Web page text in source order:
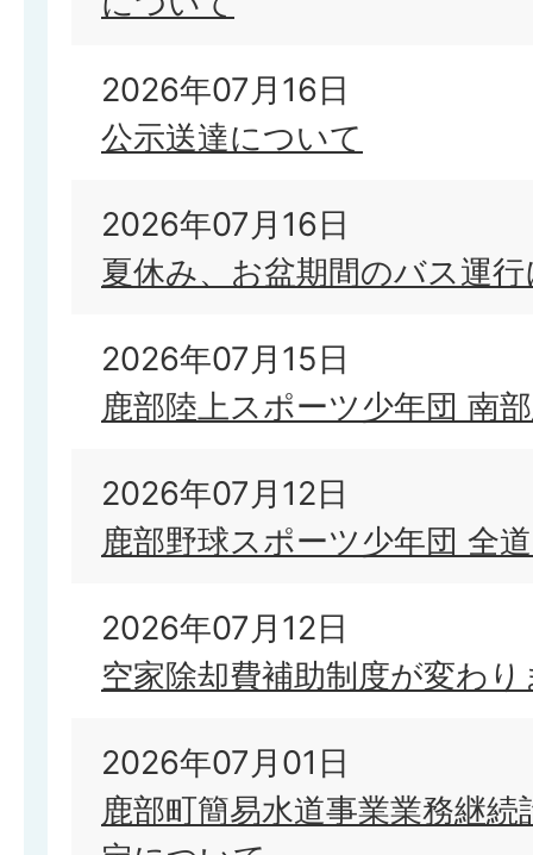
2026年07月16日
公示送達について
2026年07月16日
夏休み、お盆期間のバス運
2026年07月15日
鹿部陸上スポーツ少年団 南
2026年07月12日
鹿部野球スポーツ少年団 全
2026年07月12日
空家除却費補助制度が変わ
2026年07月01日
鹿部町簡易水道事業業務継